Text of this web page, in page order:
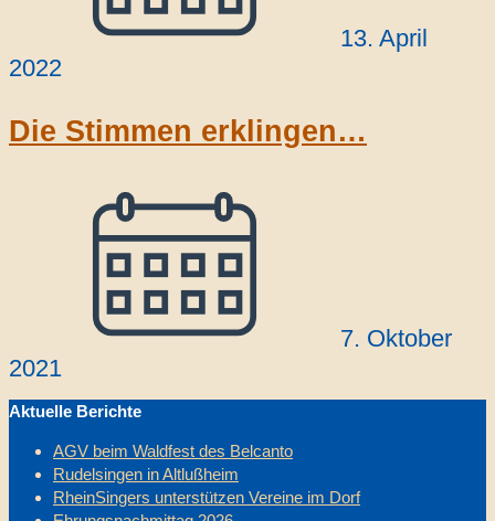
13. April
2022
Die Stimmen erklingen…
7. Oktober
2021
Aktuelle Berichte
AGV beim Waldfest des Belcanto
Rudelsingen in Altlußheim
RheinSingers unterstützen Vereine im Dorf